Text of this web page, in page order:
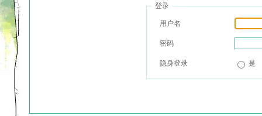
登录
用户名
密码
隐身登录 是